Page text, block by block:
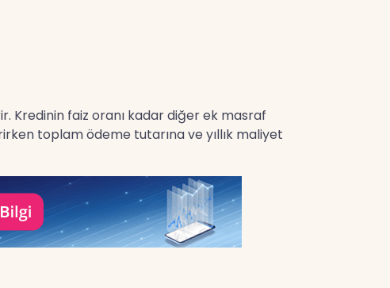
Kredinin faiz oranı kadar diğer ek masraf
toplam ödeme tutarına ve yıllık maliyet